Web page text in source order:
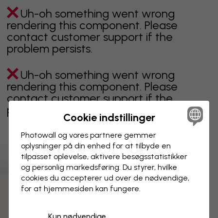
Uh-oh something went wrong
rendering this component. Please
contact customer support if the
problem persists.
Uh-oh something went wrong
rendering this component. Please
contact customer support if the
problem persists.
Viser side 1 af 1 sider
Opdag flere kategorier
Cookie indstillinger
Photowall og vores partnere gemmer
oplysninger på din enhed for at tilbyde en
tilpasset oplevelse, aktivere besøgs­statistikker
og personlig markedsføring. Du styrer, hvilke
cookies du accepterer ud over de nødvendige,
for at hjemmesiden kan fungere.